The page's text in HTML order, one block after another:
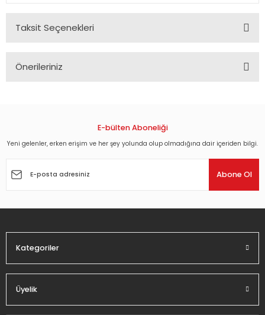
Taksit Seçenekleri
Önerileriniz
Görüş ve önerileriniz için teşekkür ederiz.
Ürün açıklamasında eksik bilgiler bulunuyor.
E-bülten Aboneliği
Yeni gelenler, erken erişim ve her şey yolunda olup olmadığına dair içeriden bilgi.
Abone Ol
Kategoriler
Üyelik